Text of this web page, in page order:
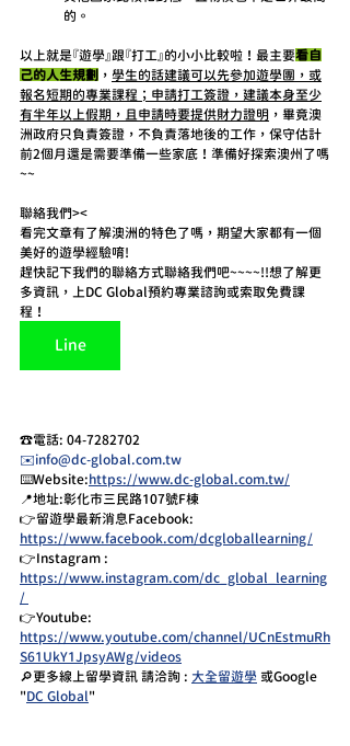
的。
以上就是『遊學』跟『打工』的小小比較啦！最主要看自
己的人生規劃 ， 學生的話建議可以先參加遊學團，或
報名短期的專業課程；申請打工簽證，建議本身至少
有半年以上假期，且申請時要提供財力證明 ，畢竟澳
洲政府只負責簽證，不負責落地後的工作，保守估計
前2個月還是需要準備一些家底！準備好探索澳州了嗎
~~
聯絡我們><
看完文章有了解澳洲的特色了嗎，期望大家都有一個
美好的遊學經驗唷!
趕快記下我們的聯絡方式聯絡我們吧~~~~!!想了解更
多資訊，上DC Global預約專業諮詢或索取免費課
程！
Line
☎️電話: 04-7282702
✉️info@dc-global.com.tw
⌨️Website:https://www.dc-global.com.tw/
📍地址:彰化市三民路107號F棟
👉留遊學最新消息Facebook:
https://www.facebook.com/dcgloballearning/
👉Instagram :
https://www.instagram.com/dc_global_learning
/
👉Youtube:
https://www.youtube.com/channel/UCnEstmuRh
S61UkY1JpsyAWg/videos
🔎更多線上留學資訊 請洽詢 : 大全留遊學 或Google
"DC Global"